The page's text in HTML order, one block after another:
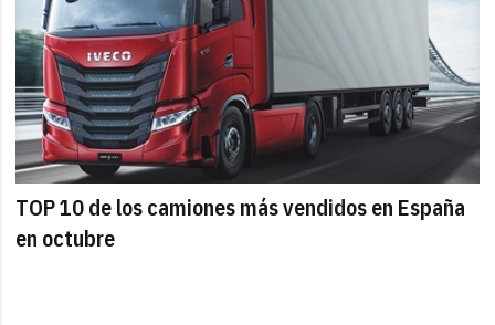
TOP 10 de los camiones más vendidos en España
en octubre